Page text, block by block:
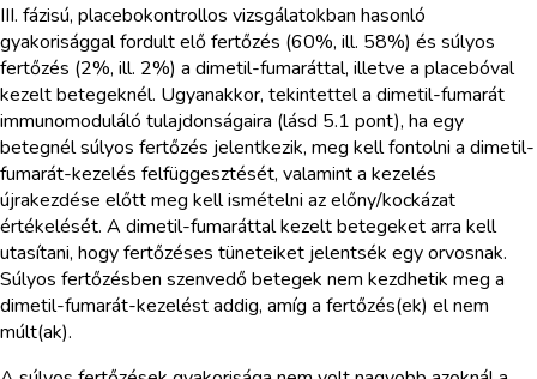
III. fázisú, placebokontrollos vizsgálatokban hasonló
gyakorisággal fordult elő fertőzés (60%, ill. 58%) és súlyos
fertőzés (2%, ill. 2%) a dimetil-fumaráttal, illetve a placebóval
kezelt betegeknél. Ugyanakkor, tekintettel a dimetil-fumarát
immunomoduláló tulajdonságaira (lásd 5.1 pont), ha egy
betegnél súlyos fertőzés jelentkezik, meg kell fontolni a dimetil-
fumarát-kezelés felfüggesztését, valamint a kezelés
újrakezdése előtt meg kell ismételni az előny/kockázat
értékelését. A dimetil-fumaráttal kezelt betegeket arra kell
utasítani, hogy fertőzéses tüneteiket jelentsék egy orvosnak.
Súlyos fertőzésben szenvedő betegek nem kezdhetik meg a
dimetil-fumarát-kezelést addig, amíg a fertőzés(ek) el nem
múlt(ak).